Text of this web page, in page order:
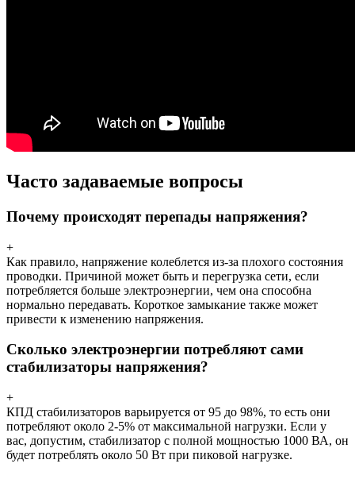
Часто задаваемые вопросы
Почему происходят перепады напряжения?
+
Как правило, напряжение колеблется из-за плохого состояния
проводки. Причиной может быть и перегрузка сети, если
потребляется больше электроэнергии, чем она способна
нормально передавать. Короткое замыкание также может
привести к изменению напряжения.
Сколько электроэнергии потребляют сами
стабилизаторы напряжения?
+
КПД стабилизаторов варьируется от 95 до 98%, то есть они
потребляют около 2-5% от максимальной нагрузки. Если у
вас, допустим, стабилизатор с полной мощностью 1000 ВА, он
будет потреблять около 50 Вт при пиковой нагрузке.